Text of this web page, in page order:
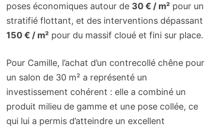
poses économiques autour de 30 € / m² pour un
stratifié flottant, et des interventions dépassant
150 € / m² pour du massif cloué et fini sur place.
Pour Camille, l’achat d’un contrecollé chêne pour
un salon de 30 m² a représenté un
investissement cohérent : elle a combiné un
produit milieu de gamme et une pose collée, ce
qui lui a permis d’atteindre un excellent